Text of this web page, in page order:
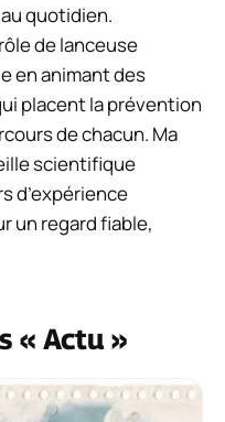
quotidien.
de lanceuse
en animant des
placent la prévention
de chacun. Ma
scientifique
d’expérience
un regard fiable,
« Actu »